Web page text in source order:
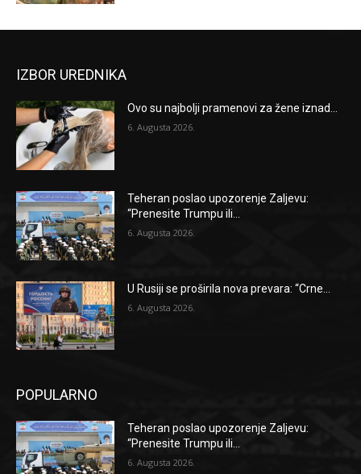
IZBOR UREDNIKA
Ovo su najbolji pramenovi za žene iznad...
6. Augusta 2026.
Teheran poslao upozorenje Zaljevu:
“Prenesite Trumpu ili...
6. Augusta 2026.
U Rusiji se proširila nova prevara: “Crne...
6. Augusta 2026.
POPULARNO
Teheran poslao upozorenje Zaljevu:
“Prenesite Trumpu ili...
6. Augusta 2026.